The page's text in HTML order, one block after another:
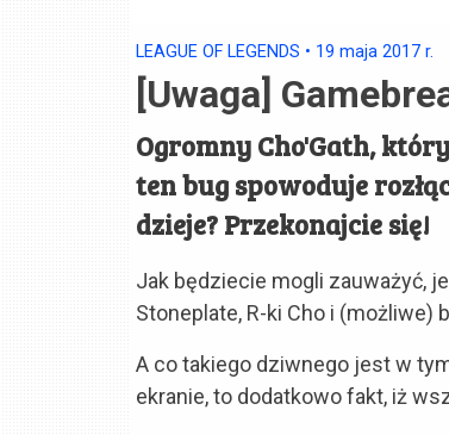
LEAGUE OF LEGENDS • 19 maja 2017 r.
[Uwaga]
Ogromny Cho'Gath,
ten bug spowoduje
dzieje? Przekonajcie się!
Jak będziecie mogli zauważyć,
Stoneplate, R-ki Cho i (możliwe)
A co takiego dziwnego jest w
ekranie, to dodatkowo fakt, iż